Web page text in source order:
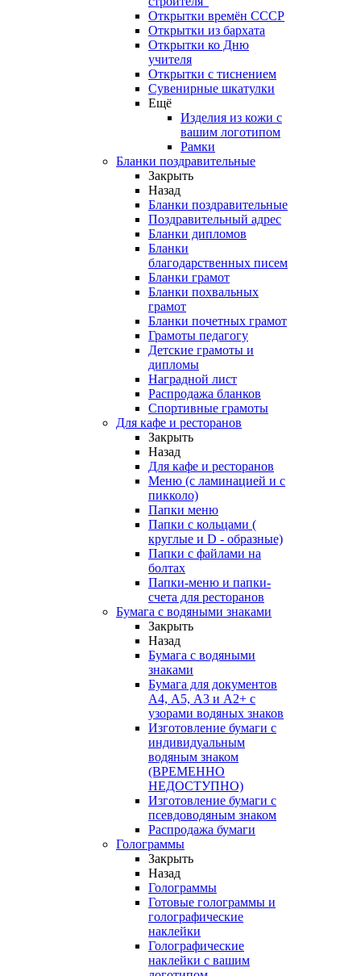
Открытки времён СССР
Открытки из бархата
Открытки ко Дню
учителя
Открытки с тиснением
Сувенирные шкатулки
Ещё
Изделия из кожи с
вашим логотипом
Рамки
Бланки поздравительные
Закрыть
Назад
Бланки поздравительные
Поздравительный адрес
Бланки дипломов
Бланки
благодарственных писем
Бланки грамот
Бланки похвальных
грамот
Бланки почетных грамот
Грамоты педагогу
Детские грамоты и
дипломы
Наградной лист
Распродажа бланков
Спортивные грамоты
Для кафе и ресторанов
Закрыть
Назад
Для кафе и ресторанов
Меню (с ламинацией и с
пикколо)
Папки меню
Папки с кольцами (
круглые и D - образные)
Папки с файлами на
болтах
Папки-меню и папки-
счета для ресторанов
Бумага с водяными знаками
Закрыть
Назад
Бумага с водяными
знаками
Бумага для документов
А4, А5, А3 и А2+ с
узорами водяных знаков
Изготовление бумаги с
индивидуальным
водяным знаком
(ВРЕМЕННО
НЕДОСТУПНО)
Изготовление бумаги с
псевдоводяным знаком
Распродажа бумаги
Голограммы
Закрыть
Назад
Голограммы
Готовые голограммы и
голографические
наклейки
Голографические
наклейки с вашим